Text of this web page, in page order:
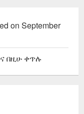
on September
በዚሁ ቀጥሉ